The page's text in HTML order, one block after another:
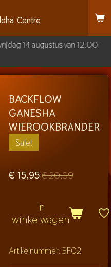
Centre
14 augustus van 12:00-
BACKFLOW
GANESHA
WIEROOKBRANDER
Sale!
€ 15,95€ 20,99
In
winkelwagen
Artikelnummer:BF02